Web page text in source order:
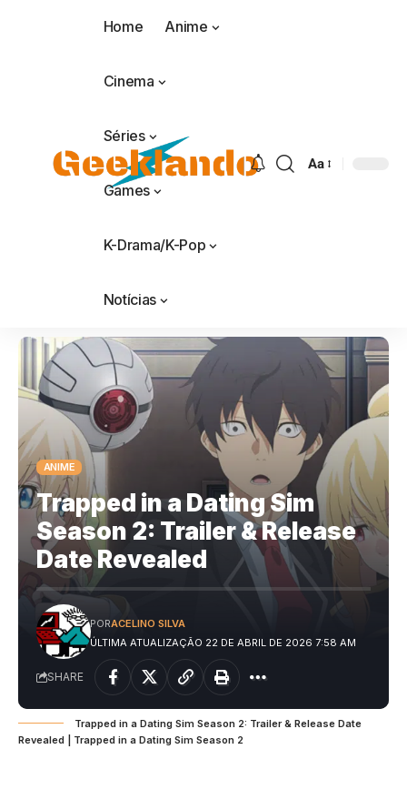
Home Anime
Cinema
Séries
Games
K-Drama/K-Pop
Notícias
Aa
ANIME
Trapped in a Dating Sim
Season 2: Trailer & Release
Date Revealed
ÚLTIMA ATUALIZAÇÃO 22 DE ABRIL DE 2026 7:58 AM
PORACELINO SILVA
SHARE
Trapped in a Dating Sim Season 2: Trailer & Release Date
Revealed | Trapped in a Dating Sim Season 2